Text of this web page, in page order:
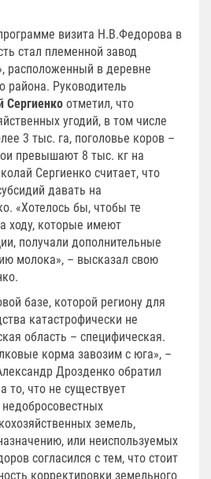
визита Н.В.Федорова в
стал племенной завод
расположенный в деревне
района. Руководитель
Сергиенко отметил, что
угодий, в том числе
3 тыс. га, поголовье коров –
превышают 8 тыс. кг на
Сергиенко считает, что
давать на
«Хотелось бы, чтобы те
ходу, которые имеют
получали дополнительные
молока», – высказал свою
базе, которой региону для
катастрофически не
область – специфическая.
корма завозим с юга», –
Дрозденко обратил
то, что не существует
земель,
или неиспользуемых
согласился с тем, что стоит
корректировки земельного